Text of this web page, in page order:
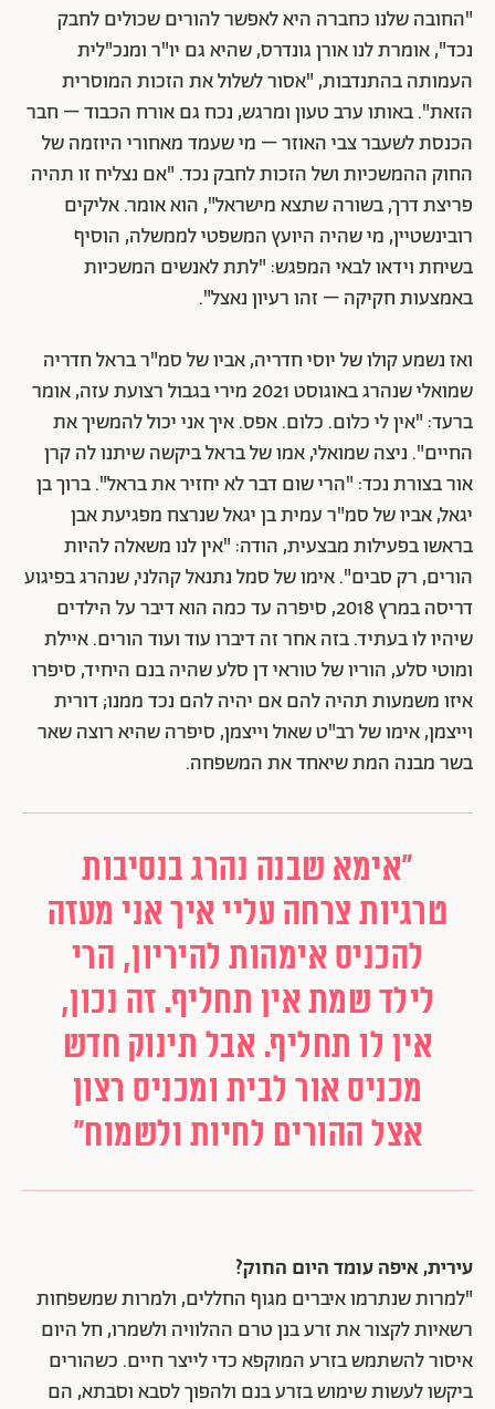
"החובה שלנו כחברה היא לאפשר להורים שכולים לחבק
נכד", אומרת לנו אורן גונדרס, שהיא גם יו"ר ומנכ"לית
העמותה בהתנדבות, "אסור לשלול את הזכות המוסרית
הזאת". באותו ערב טעון ומרגש, נכח גם אורח הכבוד – חבר
הכנסת לשעבר צבי האוזר – מי שעמד מאחורי היוזמה של
החוק ההמשכיות ושל הזכות לחבק נכד. "אם נצליח זו תהיה
פריצת דרך, בשורה שתצא מישראל", הוא אומר. אליקים
רובינשטיין, מי שהיה היועץ המשפטי לממשלה, הוסיף
בשיחת וידאו לבאי המפגש: "לתת לאנשים המשכיות
באמצעות חקיקה – זהו רעיון נאצל".
ואז נשמע קולו של יוסי חדריה, אביו של סמ"ר בראל חדריה
שמואלי שנהרג באוגוסט 2021 מירי בגבול רצועת עזה, אומר
ברעד: "אין לי כלום. כלום. אפס. איך אני יכול להמשיך את
החיים". ניצה שמואלי, אמו של בראל ביקשה שיתנו לה קרן
אור בצורת נכד: "הרי שום דבר לא יחזיר את בראל". ברוך בן
יגאל, אביו של סמ"ר עמית בן יגאל שנרצח מפגיעת אבן
בראשו בפעילות מבצעית, הודה: "אין לנו משאלה להיות
הורים, רק סבים". אימו של סמל נתנאל קהלני, שנהרג בפיגוע
דריסה במרץ 2018, סיפרה עד כמה הוא דיבר על הילדים
שיהיו לו בעתיד. בזה אחר זה דיברו עוד ועוד הורים. איילת
ומוטי סלע, הוריו של טוראי דן סלע שהיה בנם היחיד, סיפרו
איזו משמעות תהיה להם אם יהיה להם נכד ממנו; דורית
וייצמן, אימו של רב"ט שאול וייצמן, סיפרה שהיא רוצה שאר
בשר מבנה המת שיאחד את המשפחה.
"אימא שבנה נהרג בנסיבות
טרגיות צרחה עליי איך אני מעזה
להכניס אימהות להיריון, הרי
לילד שמת אין תחליף. זה נכון,
אין לו תחליף. אבל תינוק חדש
מכניס אור לבית ומכניס רצון
אצל ההורים לחיות ולשמוח"
עירית, איפה עומד היום החוק?
"למרות שנתרמו איברים מגוף החללים, ולמרות שמשפחות
רשאיות לקצור את זרע בנן טרם ההלוויה ולשמרו, חל היום
איסור להשתמש בזרע המוקפא כדי לייצר חיים. כשהורים
ביקשו לעשות שימוש בזרע בנם ולהפוך לסבא וסבתא, הם